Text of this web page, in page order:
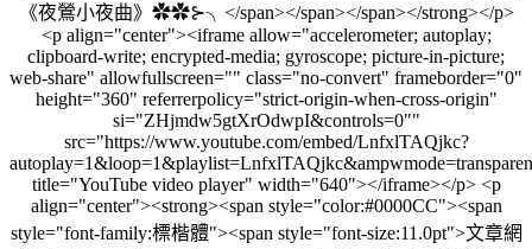
《夜鶯小夜曲》✿✿⊱╮</span></span></span></strong></p>
<p align="center"><iframe allow="accelerometer; autoplay;
clipboard-write; encrypted-media; gyroscope; picture-in-picture;
web-share" allowfullscreen="" class="no-convert" frameborder="0"
height="360" referrerpolicy="strict-origin-when-cross-origin"
si="ZHjmdw5gtXrOdwpI&controls=0""
src="https://www.youtube.com/embed/LnfxlTAQjkc?
title="YouTube video player" width="640"></iframe></p> <p
align="center"><strong><span style="color:#0000CC"><span
style="font-family:標楷體"><span style="font-size:11.0pt">文章網